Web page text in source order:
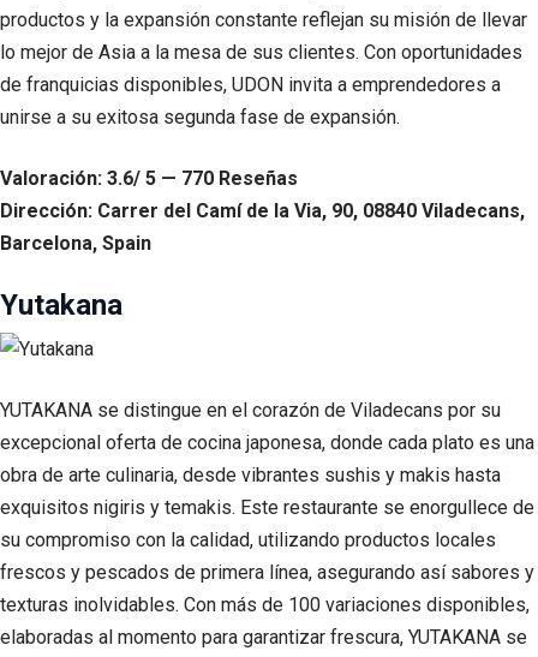
productos y la expansión constante reflejan su misión de llevar
lo mejor de Asia a la mesa de sus clientes. Con oportunidades
de franquicias disponibles, UDON invita a emprendedores a
unirse a su exitosa segunda fase de expansión.
Valoración: 3.6/ 5 — 770 Reseñas
Dirección: Carrer del Camí de la Via, 90, 08840 Viladecans,
Barcelona, Spain
Yutakana
YUTAKANA se distingue en el corazón de Viladecans por su
excepcional oferta de cocina japonesa, donde cada plato es una
obra de arte culinaria, desde vibrantes sushis y makis hasta
exquisitos nigiris y temakis. Este restaurante se enorgullece de
su compromiso con la calidad, utilizando productos locales
frescos y pescados de primera línea, asegurando así sabores y
texturas inolvidables. Con más de 100 variaciones disponibles,
elaboradas al momento para garantizar frescura, YUTAKANA se